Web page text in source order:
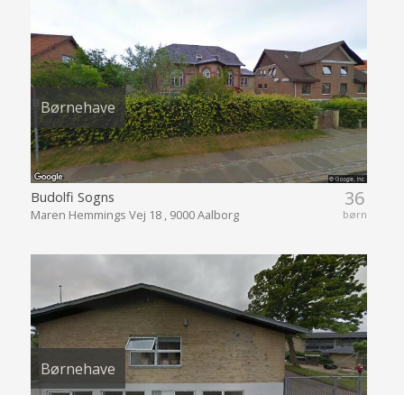
Børnehave
36
børn
Budolfi Sogns
Maren Hemmings Vej 18 , 9000 Aalborg
Børnehave